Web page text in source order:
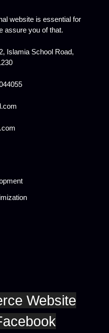
website is essential for
assure you of that.
Islamia School Road,
Website